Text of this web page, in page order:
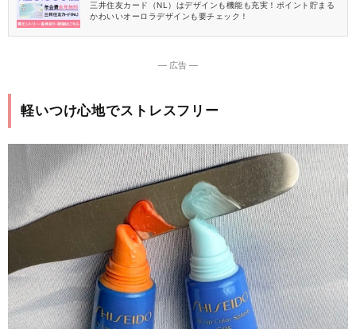
三井住友カード（NL）はデザインも機能も充実！ポイント貯まる
かわいいオーロラデザインも要チェック！
― 広告 ―
軽いつけ心地でストレスフリー